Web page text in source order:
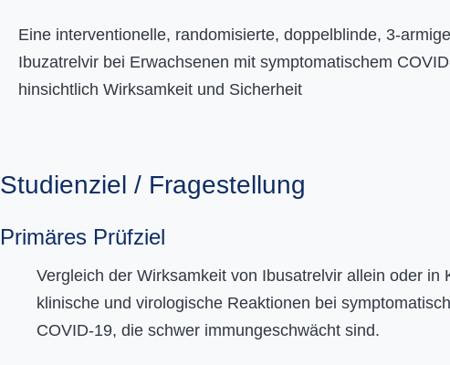
Eine interventionelle, randomisierte, doppelblinde, 3-
Ibuzatrelvir bei Erwachsenen mit symptomatischem
hinsichtlich Wirksamkeit und Sicherheit
Studienziel / Fragestellung
Primäres Prüfziel
Vergleich der Wirksamkeit von Ibusatrelvir allein oder
klinische und virologische Reaktionen bei
COVID-19, die schwer immungeschwächt sind.